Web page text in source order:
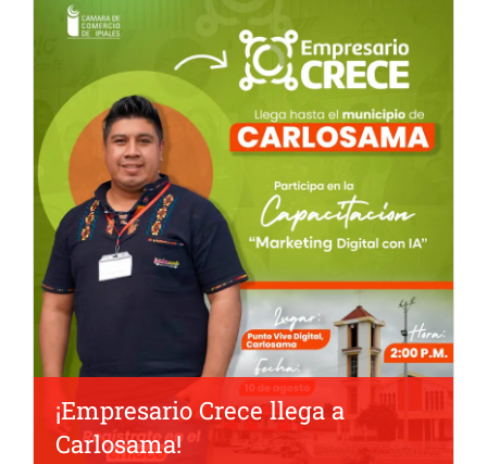
¡Empresario Crece llega a
Carlosama!